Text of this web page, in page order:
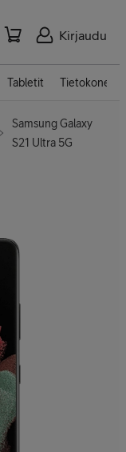
Kirjaudu
Tabletit Tietokoneet
Samsung Galaxy
S21 Ultra 5G